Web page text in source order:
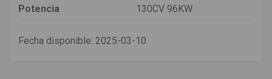
Potencia
130CV 96KW
Fecha disponible: 2025-03-10